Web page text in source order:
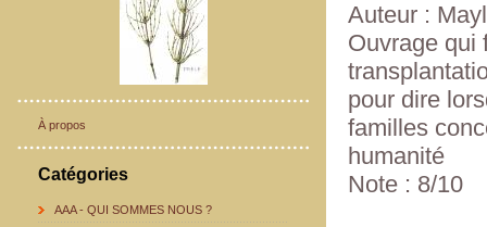
À propos
Catégories
AAA - QUI SOMMES NOUS ?
Auteur :
Ouvrage qui
pour dire
familles
humanité
Note : 8/10